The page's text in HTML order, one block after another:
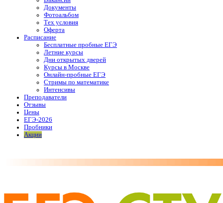
Документы
Фотоальбом
Тех условия
Оферта
Расписание
Бесплатные пробные ЕГЭ
Летние курсы
Дни открытых дверей
Курсы в Москве
Онлайн-пробные ЕГЭ
Стримы по математике
Интенсивы
Преподаватели
Отзывы
Цены
ЕГЭ-2026
Пробники
Акции